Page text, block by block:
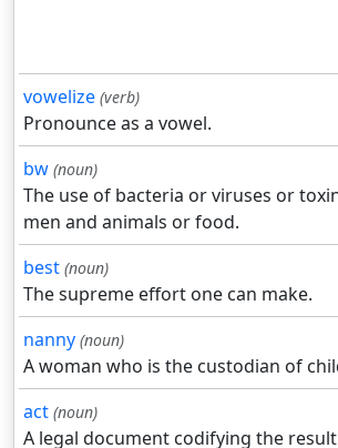
vowelize (verb)
Pronounce as a vowel.
bw (noun)
The use of bacteria or viruses or
men and animals or food.
best (noun)
The supreme effort one can make.
nanny (noun)
A woman who is the custodian of
act (noun)
A legal document codifying the